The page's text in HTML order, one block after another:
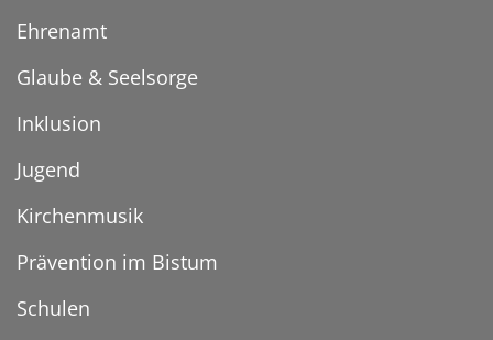
Ehrenamt
Glaube & Seelsorge
Inklusion
Jugend
Kirchenmusik
Prävention im Bistum
Schulen